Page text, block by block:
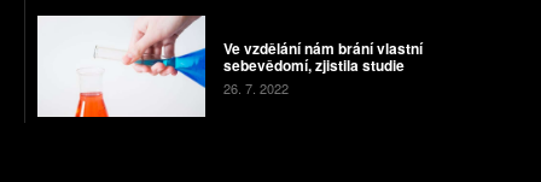
Ve vzdělání nám brání vlastní
sebevědomí, zjistila studie
26. 7. 2022